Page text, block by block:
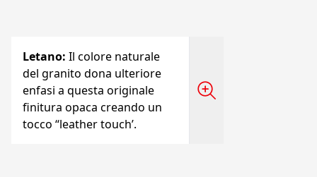
Letano: Il colore naturale
del granito dona ulteriore
enfasi a questa originale
finitura opaca creando un
tocco “leather touch’.